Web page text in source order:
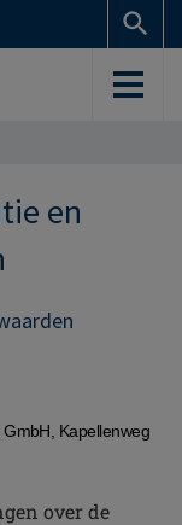
en
Kapellenweg
over de